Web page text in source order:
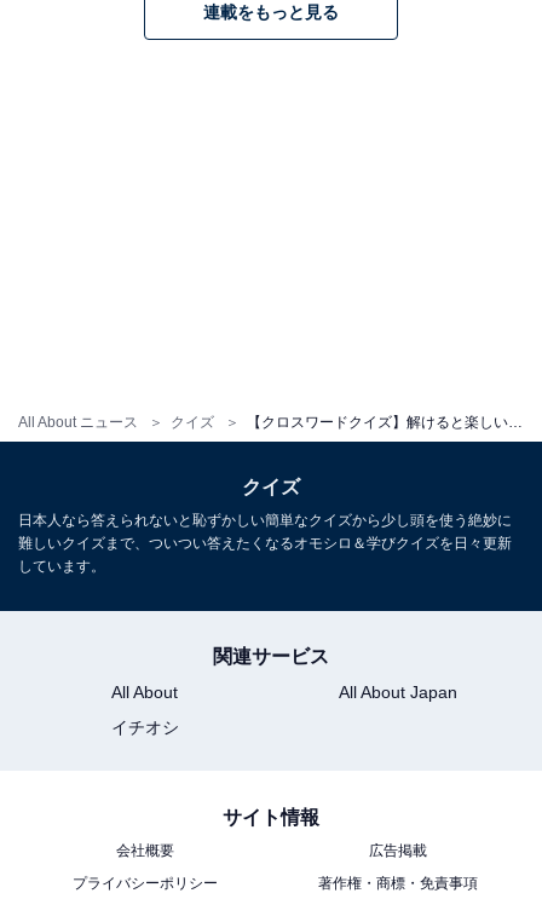
All About ニュース クイズ
連載をもっと見る
クイズ
日本人なら答えられないと恥ずかしい簡単なクイズから少し頭を使う絶妙に
難しいクイズまで、ついつい答えたくなるオモシロ＆学びクイズを日々更新
しています。
関連サービス
All About
All About Japan
イチオシ
サイト情報
会社概要
広告掲載
プライバシーポリシー
著作権・商標・免責事項